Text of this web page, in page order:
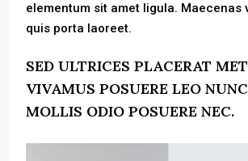
elementum sit amet ligula. Maecenas
quis porta laoreet.
SED ULTRICES PLACERAT
VIVAMUS POSUERE LEO
MOLLIS ODIO POSUERE NEC.